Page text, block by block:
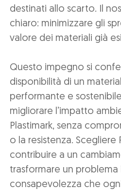
destinati allo scarto. Il
chiaro: minimizzare gli
valore dei materiali già
Questo impegno si
disponibilità di un
performante e
migliorare l’impatto
Plastimark, senza
o la resistenza. Scegliere
contribuire a un
trasformare un problema
consapevolezza che